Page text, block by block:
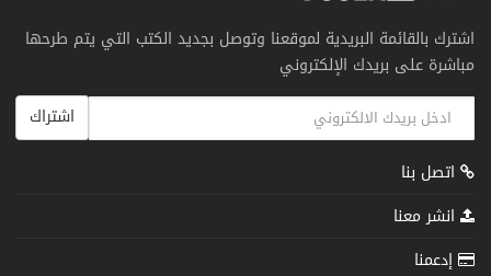
اشترك بالقائمة البريدية لموقعنا وتوصل بجديد الكتب التي يتم طرحها
مباشرة على بريدك الإلكتروني
اشتراك
اتصل بنا
انشر معنا
إدعمنا